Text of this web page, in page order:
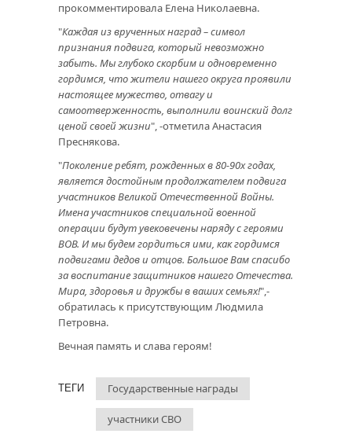
прокомментировала Елена Николаевна.
"Каждая из врученных наград – символ
признания подвига, который невозможно
забыть. Мы глубоко скорбим и одновременно
гордимся, что жители нашего округа проявили
настоящее мужество, отвагу и
самоотверженность, выполнили воинский долг
ценой своей жизни", -отметила Анастасия
Преснякова.
"Поколение ребят, рожденных в 80-90х годах,
является достойным продолжателем подвига
участников Великой Отечественной Войны.
Имена участников специальной военной
операции будут увековечены наряду с героями
ВОВ. И мы будем гордиться ими, как гордимся
подвигами дедов и отцов. Большое Вам спасибо
за воспитание защитников нашего Отечества.
Мира, здоровья и дружбы в ваших семьях!",-
обратилась к присутствующим Людмила
Петровна.
Вечная память и слава героям!
ТЕГИ Государственные награды
участники СВО